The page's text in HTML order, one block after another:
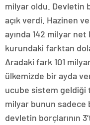
milyar oldu. Devletin
açık verdi. Hazinen
ayında 142 milyar
kurundaki farktan
Aradaki fark 101
ülkemizde bir ayda
ucube sistem geldiği
milyar bunun sadece
devletin borçlarının